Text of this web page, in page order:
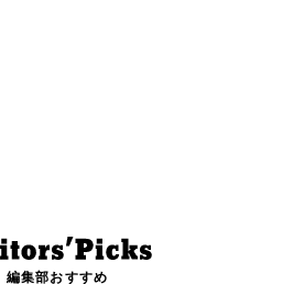
編集部おすすめ